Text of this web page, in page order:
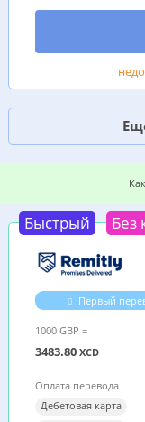
2 ВЫГОДНЫХ
Быстрый Без
Первый
1000 GBP =
3483.80 XCD
Оплата перевода
Дебетовая карта